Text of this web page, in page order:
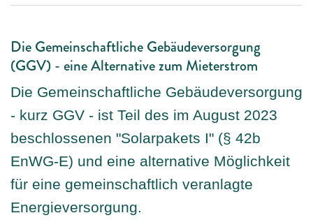
Die Gemeinschaftliche Gebäudeversorgung
(GGV) - eine Alternative zum Mieterstrom
Die Gemeinschaftliche Gebäudeversorgung
- kurz GGV - ist Teil des im August 2023
beschlossenen "Solarpakets I" (§ 42b
EnWG-E) und eine alternative Möglichkeit
für eine gemeinschaftlich veranlagte
Energieversorgung.